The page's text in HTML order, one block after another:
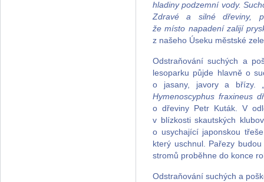
hladiny podzemní vody.
Zdravé a silné dřeviny,
že místo napadení zalijí
z našeho Úseku městské
Odstraňování suchých a
lesoparku půjde hlavně o
o jasany, javory a břízy.
Hymenoscyphus fraxineus
o dřeviny Petr Kuták. V
v blízkosti skautských
o usychající japonskou
který uschnul. Pařezy
stromů proběhne do konce
Odstraňování suchých a